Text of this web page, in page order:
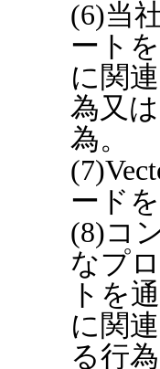
(6)当
ート
に関
為又
為。
ード
(8)コ
なプ
トを
に関
る行